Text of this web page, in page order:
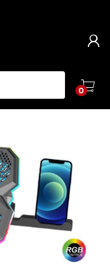
0